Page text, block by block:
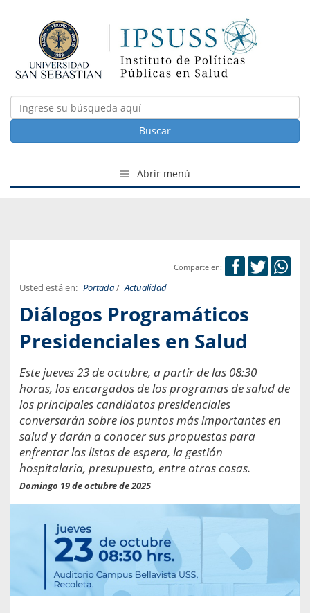
Buscar
Abrir menú
Comparte en:
Usted está en: Portada/ Actualidad
Diálogos Programáticos
Presidenciales en Salud
Este jueves 23 de octubre, a partir de las 08:30
horas, los encargados de los programas de salud de
los principales candidatos presidenciales
conversarán sobre los puntos más importantes en
salud y darán a conocer sus propuestas para
enfrentar las listas de espera, la gestión
hospitalaria, presupuesto, entre otras cosas.
Domingo 19 de octubre de 2025